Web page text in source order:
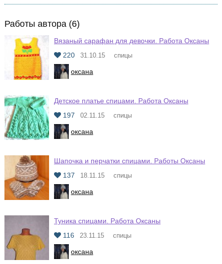
Работы автора (6)
Вязаный сарафан для девочки. Работа Оксаны
220
31.10.15 спицы
оксана
Детское платье спицами. Работа Оксаны
197
02.11.15 спицы
оксана
Шапочка и перчатки спицами. Работы Оксаны
137
18.11.15 спицы
оксана
Туника спицами. Работа Оксаны
116
23.11.15 спицы
оксана